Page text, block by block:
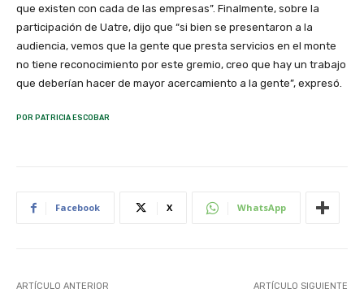
que existen con cada de las empresas”. Finalmente, sobre la
participación de Uatre, dijo que “si bien se presentaron a la
audiencia, vemos que la gente que presta servicios en el monte
no tiene reconocimiento por este gremio, creo que hay un trabajo
que deberían hacer de mayor acercamiento a la gente”, expresó.
POR PATRICIA ESCOBAR
Facebook X WhatsApp
ARTÍCULO ANTERIOR ARTÍCULO SIGUIENTE